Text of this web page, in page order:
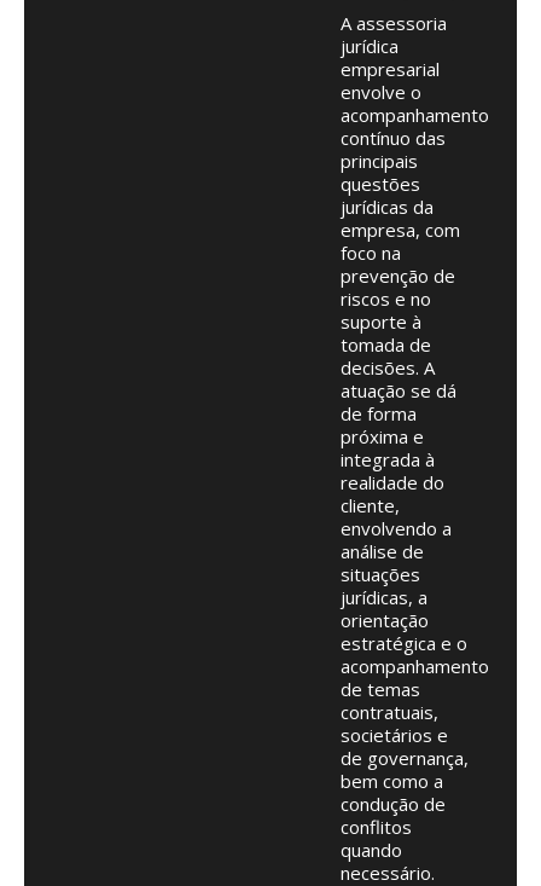
A assessoria
jurídica
empresarial
envolve o
acompanhamento
contínuo das
principais
questões
jurídicas da
empresa, com
foco na
prevenção de
riscos e no
suporte à
tomada de
decisões. A
atuação se dá
de forma
próxima e
integrada à
realidade do
cliente,
envolvendo a
análise de
situações
jurídicas, a
orientação
estratégica e o
acompanhamento
de temas
contratuais,
societários e
de governança,
bem como a
condução de
conflitos
quando
necessário.